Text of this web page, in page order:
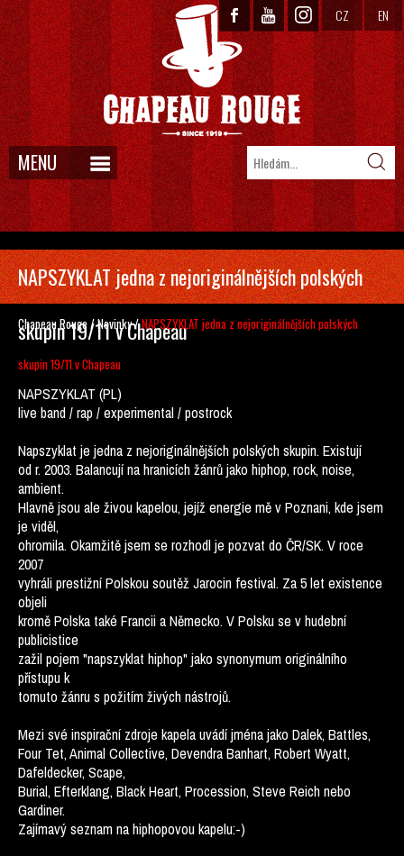
CZ EN
MENU
NAPSZYKLAT jedna z nejoriginálnějších polských
skupin 19/11 v Chapeau
Chapeau Rouge /Novinky/NAPSZYKLAT jedna z nejoriginálnějších polských
skupin 19/11 v Chapeau
NAPSZYKLAT (PL)
live band / rap / experimental / postrock
Napszyklat je jedna z nejoriginálnějších polských skupin. Existují
od r. 2003. Balancují na hranicích žánrů jako hiphop, rock, noise,
ambient.
Hlavně jsou ale živou kapelou, jejíž energie mě v Poznani, kde jsem
je viděl,
ohromila. Okamžitě jsem se rozhodl je pozvat do ČR/SK. V roce
2007
vyhráli prestižní Polskou soutěž Jarocin festival. Za 5 let existence
objeli
kromě Polska také Francii a Německo. V Polsku se v hudební
publicistice
zažil pojem "napszyklat hiphop" jako synonymum originálního
přístupu k
tomuto žánru s požitím živých nástrojů.
Mezi své inspirační zdroje kapela uvádí jména jako Dalek, Battles,
Four Tet, Animal Collective, Devendra Banhart, Robert Wyatt,
Dafeldecker, Scape,
Burial, Efterklang, Black Heart, Procession, Steve Reich nebo
Gardiner.
Zajímavý seznam na hiphopovou kapelu:-)